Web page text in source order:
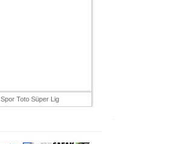
Spor Toto Süper Lig